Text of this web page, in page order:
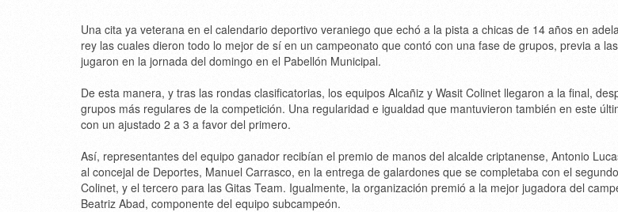
Una cita ya veterana en el calendario deportivo veraniego que echó a la pista a chicas de 14 años en
rey las cuales dieron todo lo mejor de sí en un campeonato que contó con una fase de grupos, previa a
jugaron en la jornada del domingo en el Pabellón Municipal.
De esta manera, y tras las rondas clasificatorias, los equipos Alcañiz y Wasit Colinet llegaron a la final,
grupos más regulares de la competición. Una regularidad e igualdad que mantuvieron también en este
con un ajustado 2 a 3 a favor del primero.
Así, representantes del equipo ganador recibían el premio de manos del alcalde criptanense, Antonio
al concejal de Deportes, Manuel Carrasco, en la entrega de galardones que se completaba con el
Colinet, y el tercero para las Gitas Team. Igualmente, la organización premió a la mejor jugadora del
Beatriz Abad, componente del equipo subcampeón.